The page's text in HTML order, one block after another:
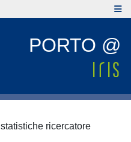
PORTO @
statistiche ricercatore